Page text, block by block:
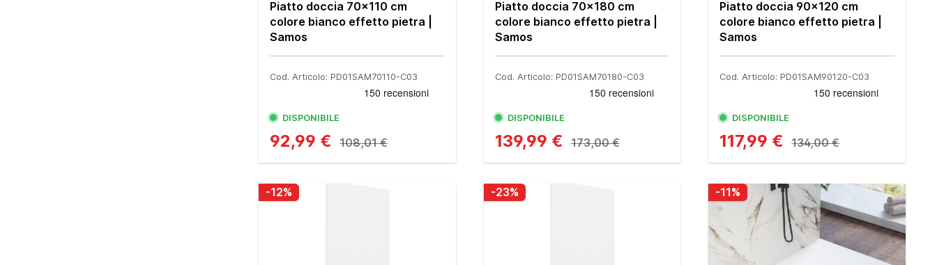
Piatto doccia 70x110 cm
colore bianco effetto pietra |
Samos
Cod. Articolo: PD01SAM70110-C03
DISPONIBILE
92,99 € 108,01 €
Piatto doccia 70x180 cm
colore bianco effetto pietra |
Samos
Cod. Articolo: PD01SAM70180-C03
DISPONIBILE
139,99 € 173,00 €
Piatto doccia 90x120 cm
colore bianco effetto pietra |
Samos
Cod. Articolo: PD01SAM90120-C03
DISPONIBILE
117,99 € 134,00 €
-12% -23% -11%